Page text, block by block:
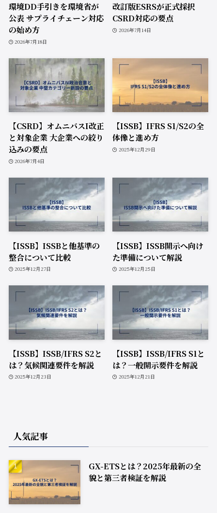
環境DD手引きを環境省が
公表 サプライチェーン対応
の始め方
2026年7月18日
改訂版ESRSが正式採択
CSRD対応の要点
2026年7月14日
【CSRD】オムニバスI改正
と対象企業 大企業への絞り
込みの要点
2026年7月4日
【ISSB】IFRS S1/S2の全
体像と進め方
2025年12月29日
【ISSB】ISSBと他基準の
整合について比較
2025年12月27日
【ISSB】ISSB開示へ向け
た準備について解説
2025年12月25日
【ISSB】ISSB/IFRS S2と
は？気候関連要件を解説
2025年12月23日
【ISSB】ISSB/IFRS S1と
は？一般開示要件を解説
2025年12月21日
人気記事
GX-ETSとは？2025年最新の全
貌と第三者検証を解説